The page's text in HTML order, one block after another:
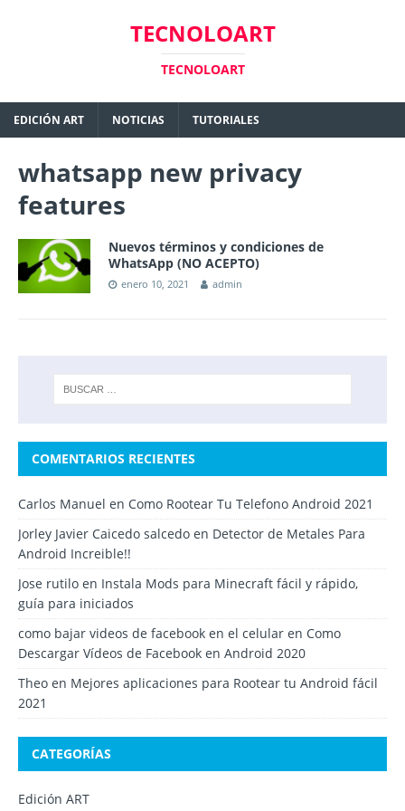
TECNOLOART
TECNOLOART
EDICIÓN ART NOTICIAS TUTORIALES
whatsapp new privacy
features
Nuevos términos y condiciones de
WhatsApp (NO ACEPTO)
enero 10, 2021 admin
COMENTARIOS RECIENTES
Carlos Manuel en Como Rootear Tu Telefono Android 2021
Jorley Javier Caicedo salcedo en Detector de Metales Para
Android Increible!!
Jose rutilo en Instala Mods para Minecraft fácil y rápido,
guía para iniciados
como bajar videos de facebook en el celular en Como
Descargar Vídeos de Facebook en Android 2020
Theo en Mejores aplicaciones para Rootear tu Android fácil
2021
CATEGORÍAS
Edición ART